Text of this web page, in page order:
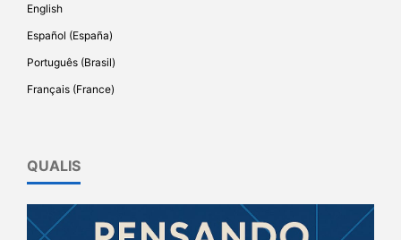
English
Español (España)
Português (Brasil)
Français (France)
QUALIS